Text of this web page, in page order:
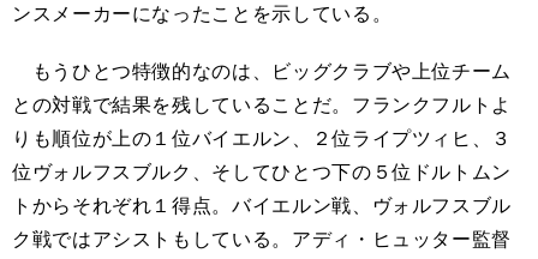
ンスメーカーになったことを示している。
もうひとつ特徴的なのは、ビッグクラブや上位チーム
との対戦で結果を残していることだ。フランクフルトよ
りも順位が上の１位バイエルン、２位ライプツィヒ、３
位ヴォルフスブルク、そしてひとつ下の５位ドルトムン
トからそれぞれ１得点。バイエルン戦、ヴォルフスブル
ク戦ではアシストもしている。アディ・ヒュッター監督